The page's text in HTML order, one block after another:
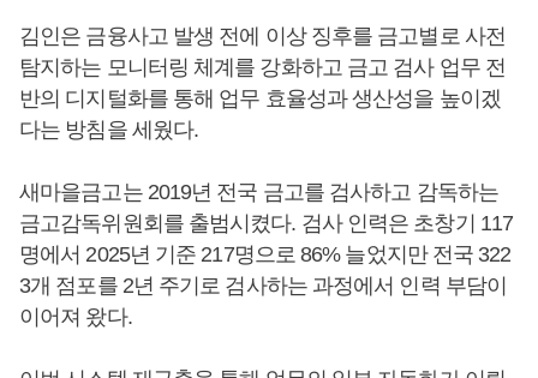
김인은 금융사고 발생 전에 이상 징후를 금고별로 사전
탐지하는 모니터링 체계를 강화하고 금고 검사 업무 전
반의 디지털화를 통해 업무 효율성과 생산성을 높이겠
다는 방침을 세웠다.
새마을금고는 2019년 전국 금고를 검사하고 감독하는
금고감독위원회를 출범시켰다. 검사 인력은 초창기 117
명에서 2025년 기준 217명으로 86% 늘었지만 전국 322
3개 점포를 2년 주기로 검사하는 과정에서 인력 부담이
이어져 왔다.